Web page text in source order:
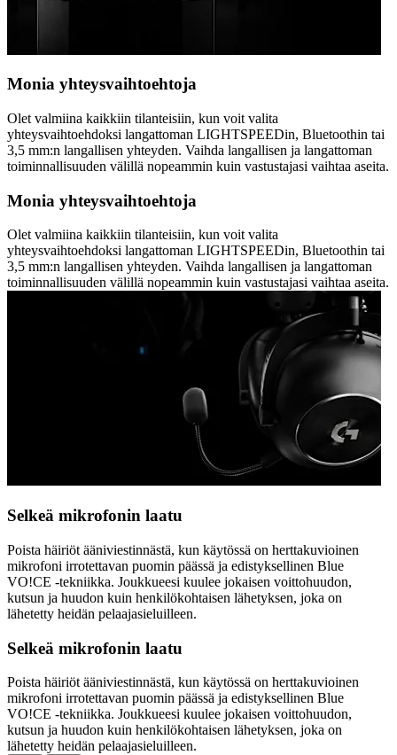
Monia yhteysvaihtoehtoja
Olet valmiina kaikkiin tilanteisiin, kun voit valita
yhteysvaihtoehdoksi langattoman LIGHTSPEEDin, Bluetoothin tai
3,5 mm:n langallisen yhteyden. Vaihda langallisen ja langattoman
toiminnallisuuden välillä nopeammin kuin vastustajasi vaihtaa aseita.
Monia yhteysvaihtoehtoja
Olet valmiina kaikkiin tilanteisiin, kun voit valita
yhteysvaihtoehdoksi langattoman LIGHTSPEEDin, Bluetoothin tai
3,5 mm:n langallisen yhteyden. Vaihda langallisen ja langattoman
toiminnallisuuden välillä nopeammin kuin vastustajasi vaihtaa aseita.
Selkeä mikrofonin laatu
Poista häiriöt ääniviestinnästä, kun käytössä on herttakuvioinen
mikrofoni irrotettavan puomin päässä ja edistyksellinen Blue
VO!CE -tekniikka. Joukkueesi kuulee jokaisen voittohuudon,
kutsun ja huudon kuin henkilökohtaisen lähetyksen, joka on
lähetetty heidän pelaajasieluilleen.
Selkeä mikrofonin laatu
Poista häiriöt ääniviestinnästä, kun käytössä on herttakuvioinen
mikrofoni irrotettavan puomin päässä ja edistyksellinen Blue
VO!CE -tekniikka. Joukkueesi kuulee jokaisen voittohuudon,
kutsun ja huudon kuin henkilökohtaisen lähetyksen, joka on
lähetetty heidän pelaajasieluilleen.